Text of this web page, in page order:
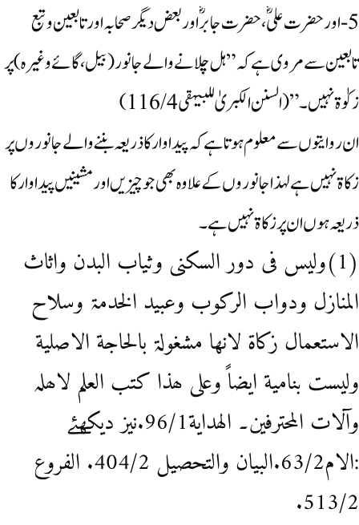
5-اور حضرت علی ؓ ، حضرت جابرؓ اور بعض دیگر صحابہ اور تابعین و تبع
تابعین سے مروی ہے کہ ”ہل چلانے والے جانور (بیل ، گائے وغیرہ) پر
زکوٰۃ نہیں۔” (السنن الکبریٰ للبیہقی 116/4)
ان‌روایتوں سے معلوم ہوتا ہے کہ پیداوار کا ذریعہ بننے والے جانوروں پر
زکاۃ نہیں ہے لہذا جانوروں کے علاوہ بھی جو چیزیں اور مشینیں پیداوار کا
ذریعہ ہوں ان پر زکاۃ نہیں ہے ۔
(1)ولیس فی دور السکنی وثیاب البدن واثاث
المنازل ودواب الرکوب وعبید الخدمۃ وسلاح
الاستعمال زکاۃ لانھا مشغولۃ بالحاجة الاصلیة
ولیست بنامیة ایضاً وعلی ھذا کتب العلم لاھلہ
وآلات المحترفین۔ الهداية96/1.نیز دیکھئے
:الام63/2.البيان والتحصيل 404/2. الفروع
513/2.